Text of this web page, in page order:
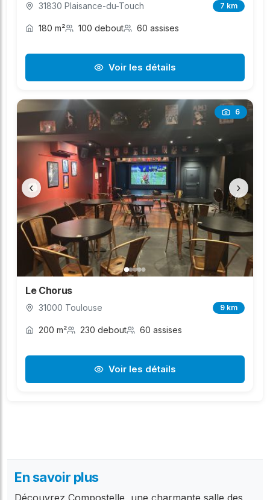
31830 Plaisance-du-Touch 7 km
180 m² 100 debout 60 assises
Voir les détails
6
‹ ›
Le Chorus
31000 Toulouse 9 km
200 m² 230 debout 60 assises
Voir les détails
En savoir plus